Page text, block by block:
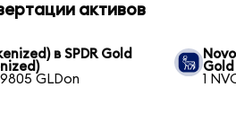
активов
в SPDR Gold
GLDon
1